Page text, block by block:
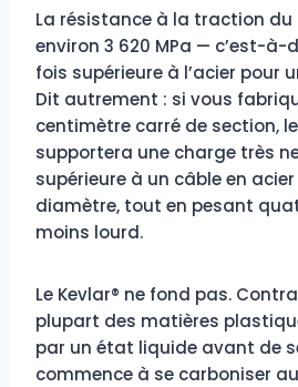
La résistance à la traction du
environ 3 620 MPa — c’est-à-
fois supérieure à l’acier pour
Dit autrement : si vous
centimètre carré de section,
supportera une charge très
supérieure à un câble en
diamètre, tout en pesant
moins lourd.
Le Kevlar® ne fond pas.
plupart des matières
par un état liquide avant de
commence à se carboniser